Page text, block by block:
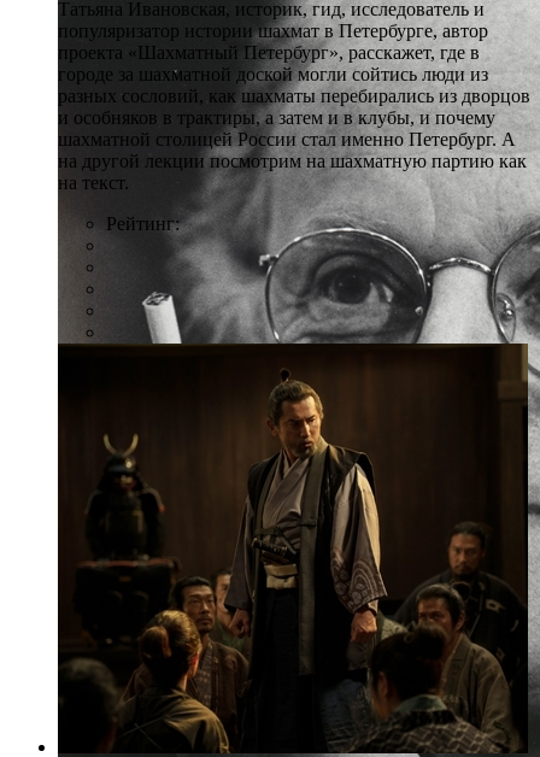
Татьяна Ивановская, историк, гид, исследователь и
популяризатор истории шахмат в Петербурге, автор
проекта «Шахматный Петербург», расскажет, где в
городе за шахматной доской могли сойтись люди из
разных сословий, как шахматы перебирались из дворцов
и особняков в трактиры, а затем и в клубы, и почему
шахматной столицей России стал именно Петербург. А
на другой лекции посмотрим на шахматную партию как
на текст.
Рейтинг: